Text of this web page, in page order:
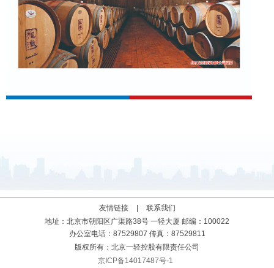
发展理念
品牌理念
管理理念
友情链接 |
联系我们
地址：北京市朝阳区广渠路38号 一轻大厦 邮编：100022
办公室电话：87529807 传真：87529811
版权所有：北京一轻控股有限责任公司
京ICP备14017487号-1